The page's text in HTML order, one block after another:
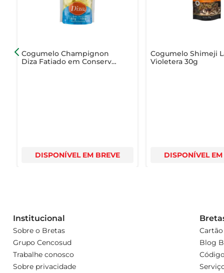
Cogumelo Champignon
Diza Fatiado em Conserva
DISPONÍVEL EM BREVE
Cogumelo Shimeji
Violetera 30g
DISPONÍVEL EM
Institucional
Sobre o Bretas
Grupo Cencosud
Trabalhe conosco
Sobre privacidade
Blog